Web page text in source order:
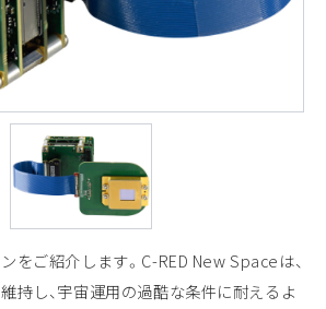
をご紹介します。C-RED New Spaceは、
持し、宇宙運用の過酷な条件に耐えるよ